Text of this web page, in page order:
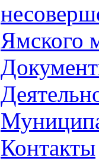
Ямского
Контакты